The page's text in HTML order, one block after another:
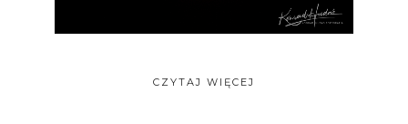
CZYTAJ WIĘCEJ